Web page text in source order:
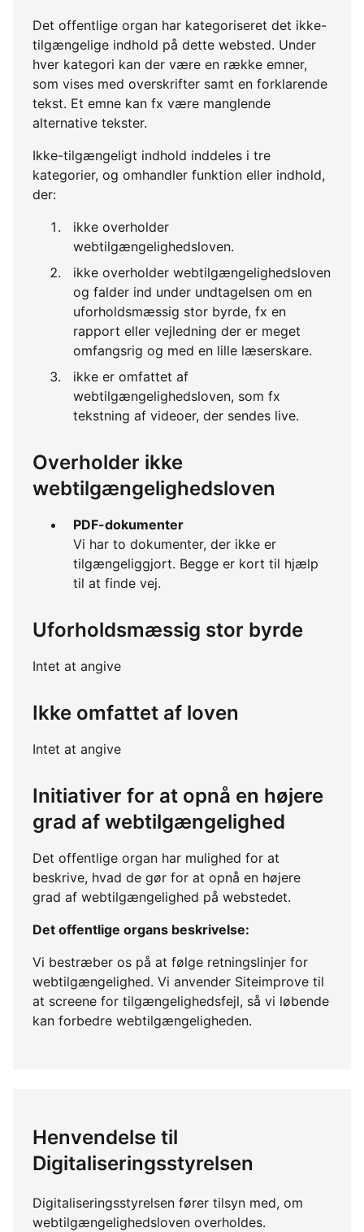
Det offentlige organ har kategoriseret det ikke-
tilgængelige indhold på dette websted. Under
hver kategori kan der være en række emner,
som vises med overskrifter samt en forklarende
tekst. Et emne kan fx være manglende
alternative tekster.
Ikke-tilgængeligt indhold inddeles i tre
kategorier, og omhandler funktion eller indhold,
der:
ikke overholder
webtilgængelighedsloven.
ikke overholder webtilgængelighedsloven
og falder ind under undtagelsen om en
uforholdsmæssig stor byrde, fx en
rapport eller vejledning der er meget
omfangsrig og med en lille læserskare.
ikke er omfattet af
webtilgængelighedsloven, som fx
tekstning af videoer, der sendes live.
Overholder ikke
webtilgængelighedsloven
PDF-dokumenter
Vi har to dokumenter, der ikke er
tilgængeliggjort. Begge er kort til hjælp
til at finde vej.
Uforholdsmæssig stor byrde
Intet at angive
Ikke omfattet af loven
Intet at angive
Initiativer for at opnå en højere
grad af webtilgængelighed
Det offentlige organ har mulighed for at
beskrive, hvad de gør for at opnå en højere
grad af webtilgængelighed på webstedet.
Det offentlige organs beskrivelse:
Vi bestræber os på at følge retningslinjer for
webtilgængelighed. Vi anvender Siteimprove til
at screene for tilgængelighedsfejl, så vi løbende
kan forbedre webtilgængeligheden.
Henvendelse til
Digitaliseringsstyrelsen
Digitaliseringsstyrelsen fører tilsyn med, om
webtilgængelighedsloven overholdes.